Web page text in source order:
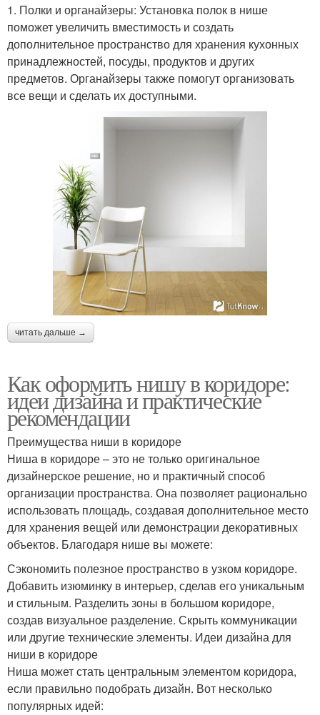
1. Полки и органайзеры: Установка полок в нише
поможет увеличить вместимость и создать
дополнительное пространство для хранения кухонных
принадлежностей, посуды, продуктов и других
предметов. Органайзеры также помогут организовать
все вещи и сделать их доступными.
читать дальше →
Как оформить нишу в коридоре:
идеи дизайна и практические
рекомендации
Преимущества ниши в коридоре
Ниша в коридоре – это не только оригинальное
дизайнерское решение, но и практичный способ
организации пространства. Она позволяет рационально
использовать площадь, создавая дополнительное место
для хранения вещей или демонстрации декоративных
объектов. Благодаря нише вы можете:
Сэкономить полезное пространство в узком коридоре.
Добавить изюминку в интерьер, сделав его уникальным
и стильным. Разделить зоны в большом коридоре,
создав визуальное разделение. Скрыть коммуникации
или другие технические элементы. Идеи дизайна для
ниши в коридоре
Ниша может стать центральным элементом коридора,
если правильно подобрать дизайн. Вот несколько
популярных идей: